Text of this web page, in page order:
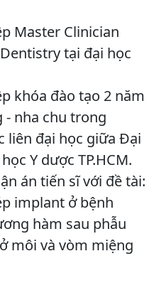
Master Clinician
tại đại học
khóa đào tạo 2 năm
- nha chu trong
liên đại học giữa Đại
Y dược TP.HCM.
án tiến sĩ với đề tài:
implant ở bệnh
hàm sau phẫu
môi và vòm miệng